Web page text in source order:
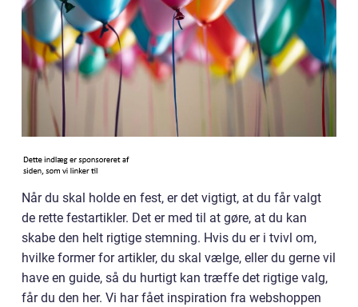
Når du skal holde en fest, er det vigtigt, at du får valgt
de rette festartikler. Det er med til at gøre, at du kan
skabe den helt rigtige stemning. Hvis du er i tvivl om,
hvilke former for artikler, du skal vælge, eller du gerne vil
have en guide, så du hurtigt kan træffe det rigtige valg,
får du den her. Vi har fået inspiration fra webshoppen